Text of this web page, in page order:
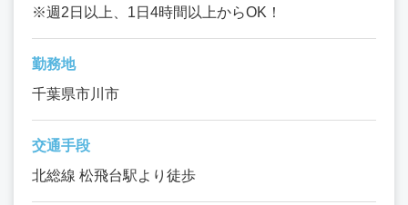
※週2日以上、1日4時間以上からOK！
勤務地
千葉県市川市
交通手段
北総線 松飛台駅より徒歩